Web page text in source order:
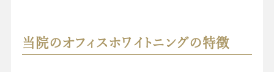
当院のオフィスホワイトニングの特徴